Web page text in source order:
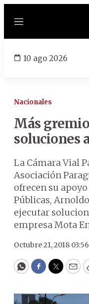
Menú
10 ago 2026
Nacionales
Más
soluciones
La Cámara Vial
Asociación
ofrecen su
Públicas,
ejecutar
empresa Mota
Octubre 21, 2018
WhatsApp
Facebook
Twitter